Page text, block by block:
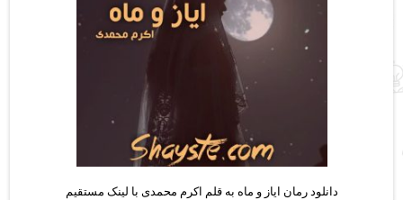
دانلود رمان ایاز و ماه به قلم اکرم محمدی با لینک مستقیم